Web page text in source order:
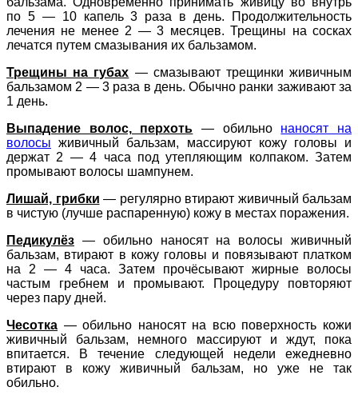
по 5 — 10 капель 3 раза в день. Продолжительность
лечения не менее 2 — 3 месяцев. Трещины на сосках
лечатся путем смазывания их бальзамом.
Трещины на губах — смазывают трещинки живичным
бальзамом 2 — 3 раза в день. Обычно ранки заживают за
1 день.
Выпадение волос, перхоть
— обильно наносят на
волосы живичный бальзам, массируют кожу головы и
держат 2 — 4 часа под утепляющим колпаком. Затем
промывают волосы шампунем.
Лишай, грибки — регулярно втирают живичный бальзам
в чистую (лучше распаренную) кожу в местах поражения.
Педикулёз — обильно наносят на волосы живичный
бальзам, втирают в кожу головы и повязывают платком
на 2 — 4 часа. Затем прочёсывают жирные волосы
частым гребнем и промывают. Процедуру повторяют
через пару дней.
Чесотка — обильно наносят на всю поверхность кожи
живичный бальзам, немного массируют и ждут, пока
впитается. В течение следующей недели ежедневно
втирают в кожу живичный бальзам, но уже не так
обильно.